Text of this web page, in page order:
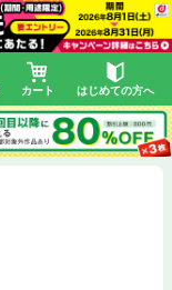
カート はじめての方へ